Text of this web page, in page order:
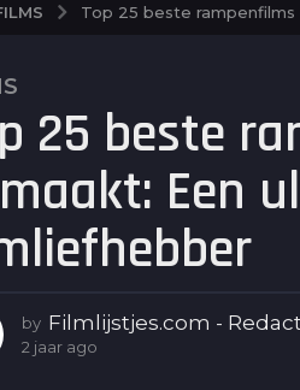
Top 25 beste
25 beste
Een
by Filmlijstjes.com -
2 jaar ago